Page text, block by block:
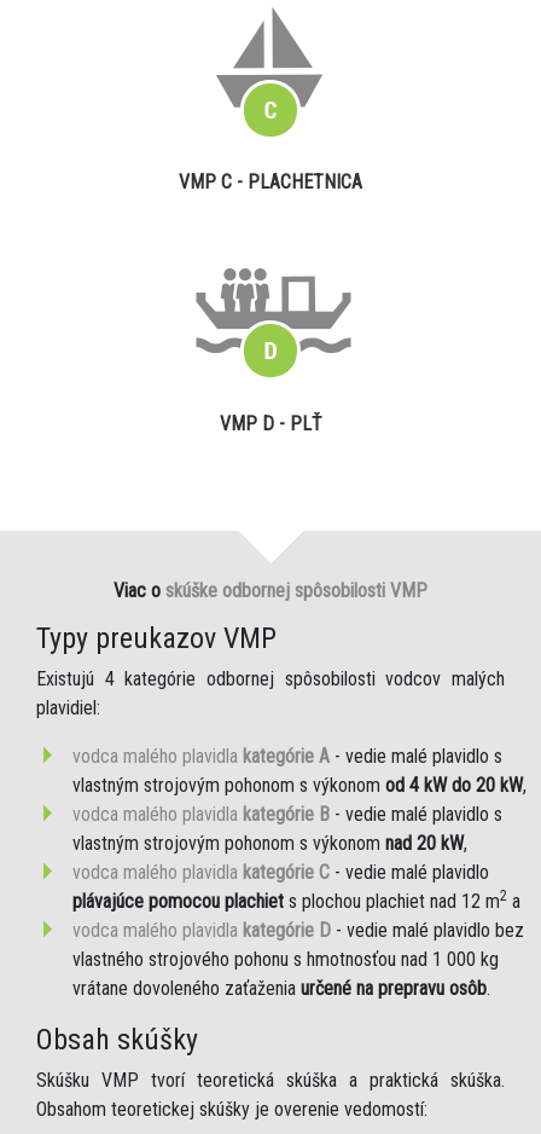
VMP C - PLACHETNICA
VMP D - PLŤ
Viac o skúške odbornej spôsobilosti VMP
Typy preukazov VMP
Existujú 4 kategórie odbornej spôsobilosti vodcov malých
plavidiel:
vodca malého plavidla kategórie A - vedie malé plavidlo s
vlastným strojovým pohonom s výkonom od 4 kW do 20 kW,
vodca malého plavidla kategórie B - vedie malé plavidlo s
vlastným strojovým pohonom s výkonom nad 20 kW,
vodca malého plavidla kategórie C - vedie malé plavidlo
plávajúce pomocou plachiet s plochou plachiet nad 12 m2 a
vodca malého plavidla kategórie D - vedie malé plavidlo bez
vlastného strojového pohonu s hmotnosťou nad 1 000 kg
vrátane dovoleného zaťaženia určené na prepravu osôb.
Obsah skúšky
Skúšku VMP tvorí teoretická skúška a praktická skúška.
Obsahom teoretickej skúšky je overenie vedomostí: